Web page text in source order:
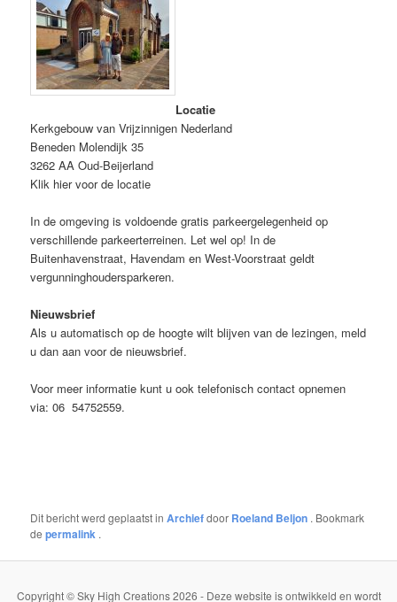
Locatie
Kerkgebouw van Vrijzinnigen Nederland
Beneden Molendijk 35
3262 AA Oud-Beijerland
Klik hier voor de locatie
In de omgeving is voldoende gratis parkeergelegenheid op
verschillende parkeerterreinen. Let wel op! In de
Buitenhavenstraat, Havendam en West-Voorstraat geldt
vergunninghoudersparkeren.
Nieuwsbrief
Als u automatisch op de hoogte wilt blijven van de lezingen, meld
u dan aan voor de nieuwsbrief.
Voor meer informatie kunt u ook telefonisch contact opnemen
via: 06 54752559.
Dit bericht werd geplaatst inArchiefdoor Roeland Beljon . Bookmark
depermalink .
Copyright © Sky High Creations 2026 - Deze website is ontwikkeld en wordt